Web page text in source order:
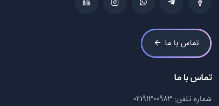
تماس با ما
تماس با ما
شماره تلفن: 02191300983